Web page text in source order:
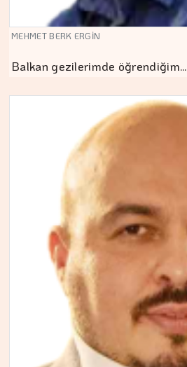
MEHMET BERK ERGİN
Balkan gezilerimde öğrendiğim…